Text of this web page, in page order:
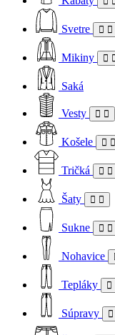
Svetre
Mikiny
Saká
Vesty
Košele
Tričká
Šaty
Sukne
Nohavice
Tepláky
Súpravy